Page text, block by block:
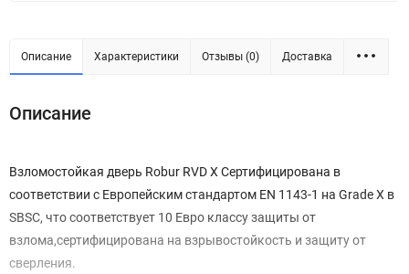
Описание Характеристики Отзывы (0) Доставка
Описание
Взломостойкая дверь Robur RVD X Сертифицирована в
соответствии с Европейским стандартом EN 1143-1 на Grade X в
SBSC, что соответствует 10 Евро классу защиты от
взлома,сертифицирована на взрывостойкость и защиту от
сверления.